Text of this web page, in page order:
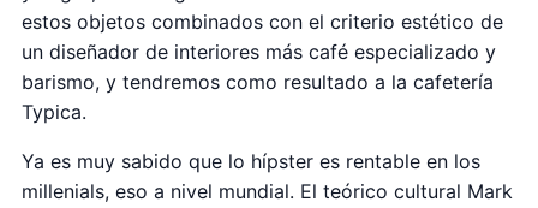
estos objetos combinados con el criterio estético de
un diseñador de interiores más café especializado y
barismo, y tendremos como resultado a la cafetería
Typica.
Ya es muy sabido que lo hípster es rentable en los
millenials, eso a nivel mundial. El teórico cultural Mark